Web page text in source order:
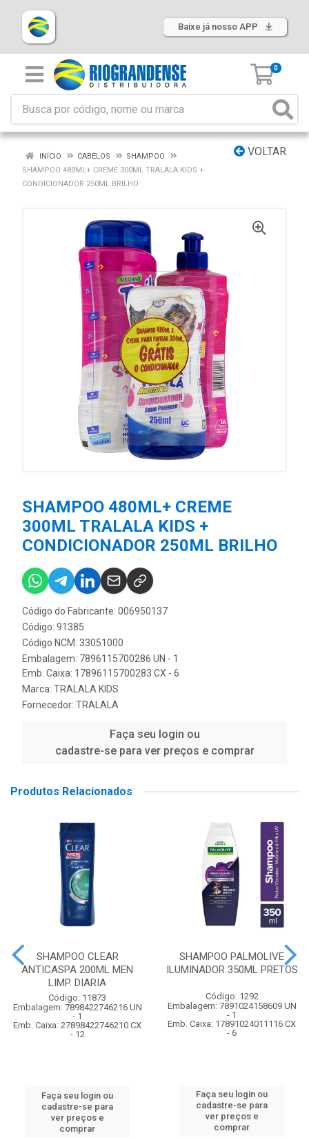
Baixe já nosso APP
0
VOLTAR
INÍCIO CABELOS
SHAMPOO
SHAMPOO 480ML+ CREME 300ML TRALALA KIDS +
CONDICIONADOR 250ML BRILHO
SHAMPOO 480ML+ CREME
300ML TRALALA KIDS +
CONDICIONADOR 250ML BRILHO
Código do Fabricante: 006950137
Código: 91385
Código NCM: 33051000
Embalagem: 7896115700286 UN - 1
Emb. Caixa: 17896115700283 CX - 6
Marca: TRALALA KIDS
Fornecedor: TRALALA
Faça seu login ou
cadastre-se para ver preços e comprar
Produtos Relacionados
SHAMPOO CLEAR
ANTICASPA 200ML MEN
LIMP. DIARIA
Código: 11873
Embalagem: 7898422746216 UN
- 1
Emb. Caixa: 27898422746210 CX
- 12
Faça seu login ou
cadastre-se para
ver preços e
comprar
SHAMPOO PALMOLIVE
ILUMINADOR 350ML PRETOS
Código: 1292
Embalagem: 7891024158609 UN
- 1
Emb. Caixa: 17891024011116 CX
- 6
Faça seu login ou
cadastre-se para
ver preços e
comprar